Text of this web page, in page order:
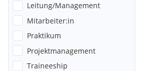
Leitung/Management
Mitarbeiter:in
Praktikum
Projektmanagement
Traineeship